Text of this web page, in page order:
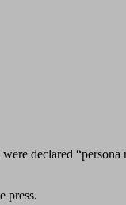
declared “persona
press.